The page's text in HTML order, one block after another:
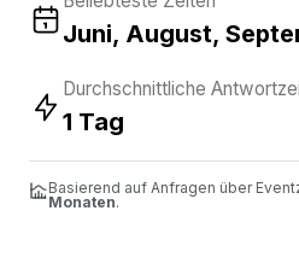
Juni, August,
Durchschnittliche
1 Tag
Basierend auf Anfragen über
Monaten.